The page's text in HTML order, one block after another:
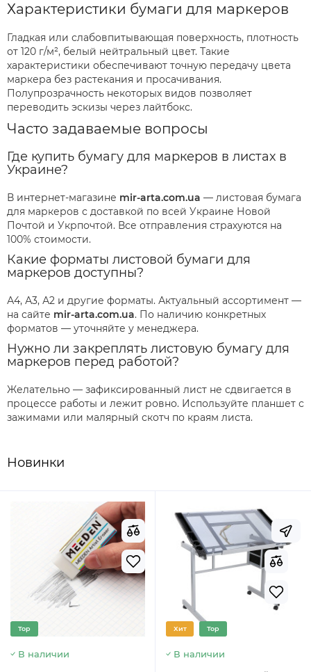
Характеристики бумаги для маркеров
Гладкая или слабовпитывающая поверхность, плотность
от 120 г/м², белый нейтральный цвет. Такие
характеристики обеспечивают точную передачу цвета
маркера без растекания и просачивания.
Полупрозрачность некоторых видов позволяет
переводить эскизы через лайтбокс.
Часто задаваемые вопросы
Где купить бумагу для маркеров в листах в
Украине?
В интернет-магазине mir-arta.com.ua — листовая бумага
для маркеров с доставкой по всей Украине Новой
Почтой и Укрпочтой. Все отправления страхуются на
100% стоимости.
Какие форматы листовой бумаги для
маркеров доступны?
А4, А3, А2 и другие форматы. Актуальный ассортимент —
на сайте mir-arta.com.ua. По наличию конкретных
форматов — уточняйте у менеджера.
Нужно ли закреплять листовую бумагу для
маркеров перед работой?
Желательно — зафиксированный лист не сдвигается в
процессе работы и лежит ровно. Используйте планшет с
зажимами или малярный скотч по краям листа.
Новинки
Top
В наличии
Хит Top
В наличии